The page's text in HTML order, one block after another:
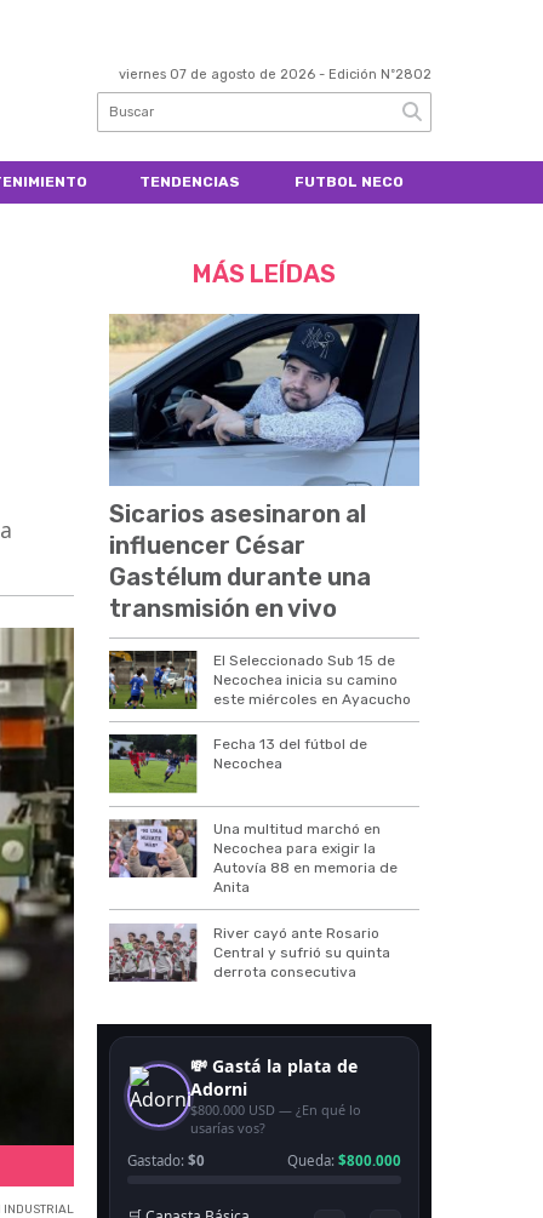
viernes 07 de agosto de 2026 - Edición Nº2802
TENDENCIAS FUTBOL NECO
Capacidad instalada en enero 2025.
INDUSTRIAL
MÁS LEÍDAS
Sicarios asesinaron al
influencer César
Gastélum durante una
transmisión en vivo
El Seleccionado Sub 15 de
Necochea inicia su camino
este miércoles en Ayacucho
Fecha 13 del fútbol de
Necochea
Una multitud marchó en
Necochea para exigir la
Autovía 88 en memoria de
Anita
River cayó ante Rosario
Central y sufrió su quinta
derrota consecutiva